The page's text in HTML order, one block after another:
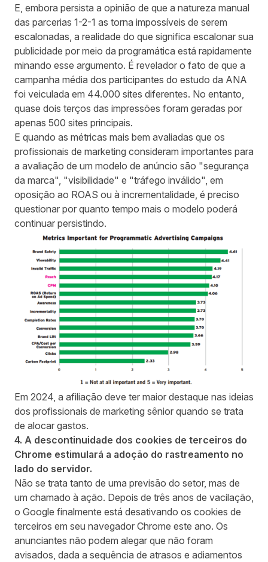
E, embora persista a opinião de que a natureza manual
das parcerias 1-2-1 as torna impossíveis de serem
escalonadas, a realidade do que significa escalonar sua
publicidade por meio da programática está rapidamente
minando esse argumento. É revelador o fato de que a
campanha média dos participantes do estudo da ANA
foi veiculada em 44.000 sites diferentes. No entanto,
quase dois terços das impressões foram geradas por
apenas 500 sites principais.
E quando as métricas mais bem avaliadas que os
profissionais de marketing consideram importantes para
a avaliação de um modelo de anúncio são "segurança
da marca", "visibilidade" e "tráfego inválido", em
oposição ao ROAS ou à incrementalidade, é preciso
questionar por quanto tempo mais o modelo poderá
continuar persistindo.
Em 2024, a afiliação deve ter maior destaque nas ideias
dos profissionais de marketing sênior quando se trata
de alocar gastos.
4. A descontinuidade dos cookies de terceiros do
Chrome estimulará a adoção do rastreamento no
lado do servidor.
Não se trata tanto de uma previsão do setor, mas de
um chamado à ação. Depois de três anos de vacilação,
o Google finalmente está desativando os cookies de
terceiros em seu navegador Chrome este ano. Os
anunciantes não podem alegar que não foram
avisados, dada a sequência de atrasos e adiamentos